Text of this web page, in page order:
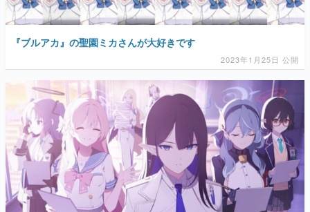
『ブルアカ』の聖園ミカさんが大好きです
2023年1月25日 公開